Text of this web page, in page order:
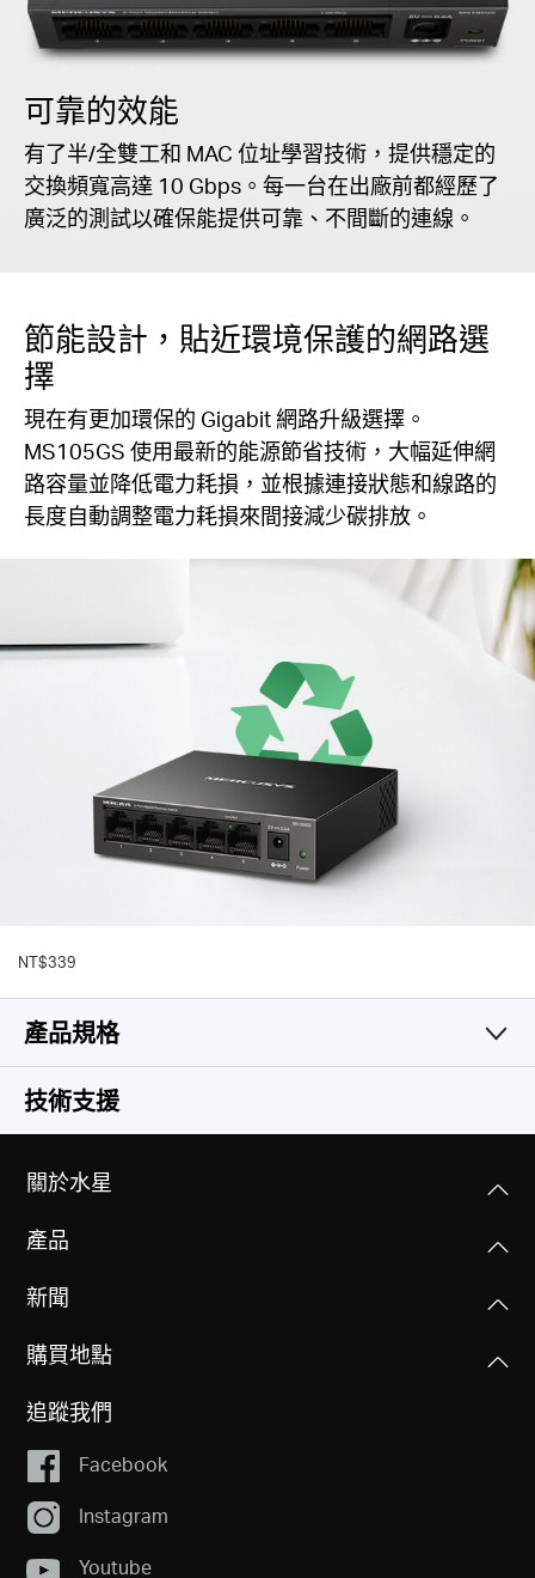
可靠的效能
有了半/全雙工和 MAC 位址學習技術，提供穩定的
交換頻寬高達 10 Gbps。每一台在出廠前都經歷了
廣泛的測試以確保能提供可靠、不間斷的連線。
節能設計，貼近環境保護的網路選
擇
現在有更加環保的 Gigabit 網路升級選擇。
MS105GS 使用最新的能源節省技術，大幅延伸網
路容量並降低電力耗損，並根據連接狀態和線路的
長度自動調整電力耗損來間接減少碳排放。
NT$339
產品規格
軟體功能
儲存並轉發
99 × 98 × 25 毫米(mm)
連接介面
5× 10/100/1000Mbps 連接埠，自動協商，自動
5V/0.6A
•5 埠 Gigabit 桌上型交換器
• 快速安裝手冊
技術支援
關於水星
產品
新聞
購買地點
追蹤我們
Facebook
Instagram
Youtube